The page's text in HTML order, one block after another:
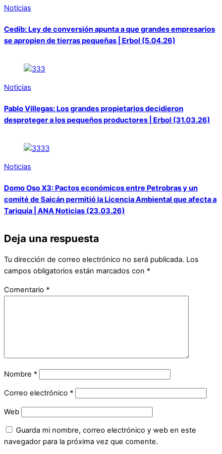
Noticias
Cedib: Ley de conversión apunta a que grandes empresarios
se apropien de tierras pequeñas | Erbol (5.04.26)
Noticias
Pablo Villegas: Los grandes propietarios decidieron
desproteger a los pequeños productores | Erbol (31.03.26)
Noticias
Domo Oso X3: Pactos económicos entre Petrobras y un
comité de Saicán permitió la Licencia Ambiental que afecta a
Tariquía | ANA Noticias (23.03.26)
Deja una respuesta
Tu dirección de correo electrónico no será publicada. Los
campos obligatorios están marcados con *
Comentario *
Nombre *
Correo electrónico *
Web
Guarda mi nombre, correo electrónico y web en este
navegador para la próxima vez que comente.